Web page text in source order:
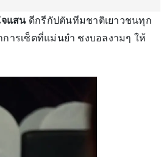
แสน ดีกรีกัปตันทีมชาติเยาวชนทุก
ารเซ็ตที่แม่นยำ ชงบอลงามๆ ให้